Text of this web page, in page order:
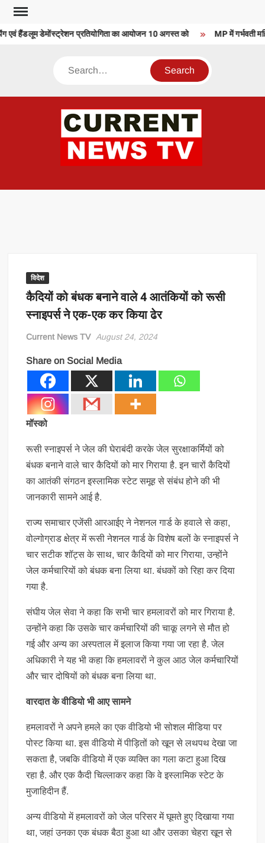
Skip
content
एवं हैंडलूम डेमोंस्ट्रेशन प्रतियोगिता का आयोजन 10 अगस्त को MP में गर्भवती
Search
विदेश
कैदियों को बंधक बनाने वाले 4 आतंकियों को रूसी
स्नाइपर्स ने एक-एक कर किया ढेर
Current News TV August 24, 2024
Share on Social Media
मॉस्को
रूसी स्नाइपर्स ने जेल की घेराबंदी करके जेल सुरक्षाकर्मियों को
बंधक बनाने वाले चार कैदियों को मार गिराया है. इन चारों कैदियों
का आतंकी संगठन इस्लामिक स्टेट समूह से संबंध होने की भी
जानकारी सामने आई है.
राज्य समाचार एजेंसी आरआईए ने नेशनल गार्ड के हवाले से कहा,
वोल्गोग्राड क्षेत्र में रूसी नेशनल गार्ड के विशेष बलों के स्नाइपर्स ने
चार सटीक शॉट्स के साथ, चार कैदियों को मार गिराया, उन्होंने
जेल कर्मचारियों को बंधक बना लिया था. बंधकों को रिहा कर दिया
गया है.
संघीय जेल सेवा ने कहा कि सभी चार हमलावरों को मार गिराया है.
उन्होंने कहा कि उसके चार कर्मचारियों की चाकू लगने से मौत हो
गई और अन्य का अस्पताल में इलाज किया गया जा रहा है. जेल
अधिकारी ने यह भी कहा कि हमलावरों ने कुल आठ जेल कर्मचारियों
और चार दोषियों को बंधक बना लिया था.
वारदात के वीडियो भी आए सामने
हमलावरों ने अपने हमले का एक वीडियो भी सोशल मीडिया पर
पोस्ट किया था. इस वीडियो में पीड़ितों को खून से लथपथ देखा जा
सकता है, जबकि वीडियो में एक व्यक्ति का गला कटा हुआ दिख
रहा है. और एक कैदी चिल्लाकर कहा कि वे इस्लामिक स्टेट के
मुजाहिदीन हैं.
अन्य वीडियो में हमलावरों को जेल परिसर में घूमते हुए दिखाया गया
था, जहां उनका एक बंधक बैठा हुआ था और उसका चेहरा खून से